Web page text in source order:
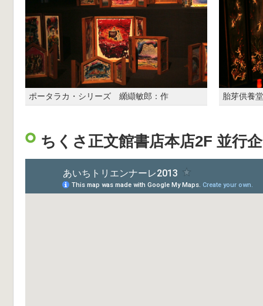
ポータラカ・シリーズ 纐纈敏郎：作 胎芽供養
ちくさ正文館書店本店2F 並行